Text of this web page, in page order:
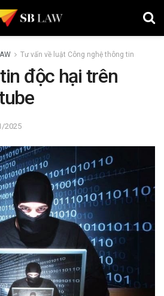
Tư vấn về luật Công nghệ thông tin
độc hại trên
2025